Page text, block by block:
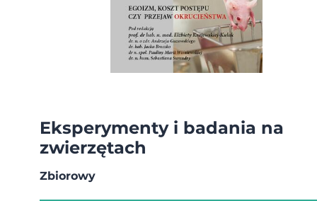
Eksperymenty i badania na
zwierzętach
Zbiorowy